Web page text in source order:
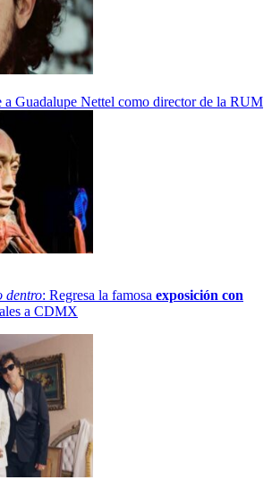
a Guadalupe Nettel como director de la RUM
dentro: Regresa la famosa exposición con
a CDMX